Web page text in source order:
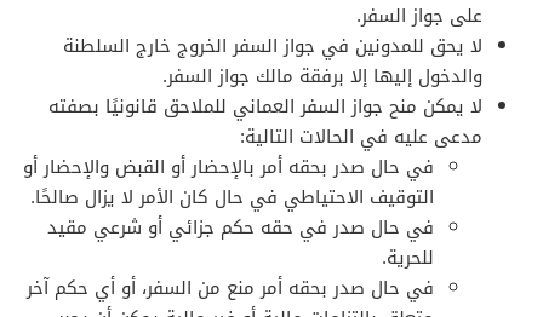
على جواز السفر.
لا يحق للمدونين في جواز السفر الخروج خارج السلطنة
والدخول إليها إلا برفقة مالك جواز السفر.
لا يمكن منح جواز السفر العماني للملاحق قانونيًا بصفته
مدعى عليه في الحالات التالية:
في حال صدر بحقه أمر بالإحضار أو القبض والإحضار أو
التوقيف الاحتياطي في حال كان الأمر لا يزال صالحًا.
في حال صدر في حقه حكم جزائي أو شرعي مقيد
للحرية.
في حال صدر بحقه أمر منع من السفر، أو أي حكم آخر